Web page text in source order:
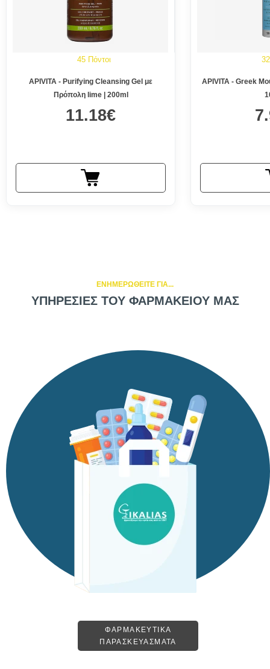
45 Πόντοι
APIVITA - Purifying Cleansing Gel με
Πρόπολη lime | 200ml
11.18€
APIVITA - Greek
ΕΝΗΜΕΡΩΘΕΙΤΕ ΓΙΑ...
ΥΠΗΡΕΣΙΕΣ ΤΟΥ ΦΑΡΜΑΚΕΙΟΥ ΜΑΣ
ΦΑΡΜΑΚΕΥΤΙΚΑ
ΠΑΡΑΣΚΕΥΑΣΜΑΤΑ